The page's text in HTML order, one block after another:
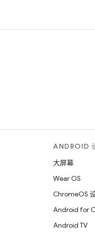
ANDROID
大屏幕
Wear OS
ChromeOS
Android for
Android TV